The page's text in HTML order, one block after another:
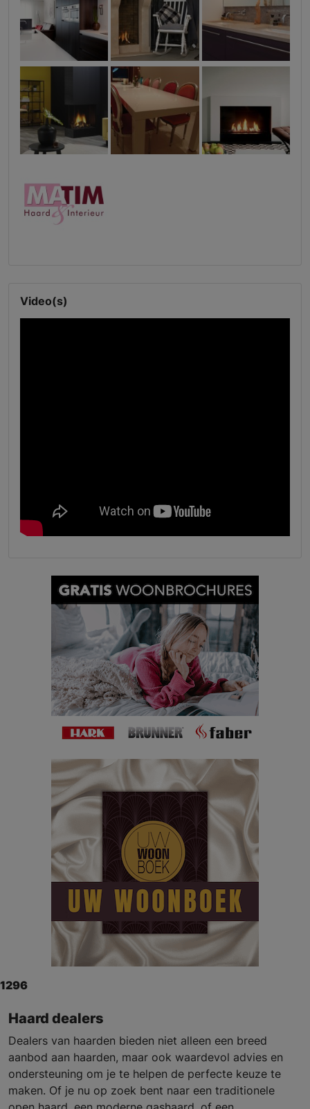
Video(s)
1296
Haard dealers
Dealers van haarden bieden niet alleen een breed
aanbod aan haarden, maar ook waardevol advies en
ondersteuning om je te helpen de perfecte keuze te
maken. Of je nu op zoek bent naar een traditionele